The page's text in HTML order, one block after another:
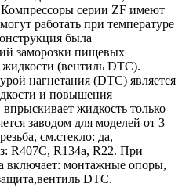
Компрессоры серии ZF имеют
работать при температуре
была
заморозки пищевых
(вентиль DTC).
нагнетания (DTC) является
и повышения
жидкость только
заводом для моделей от 3
см.стекло: да,
R407C, R134a, R22. При
включает: монтажные опоры,
DTC.